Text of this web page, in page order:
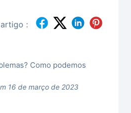
:
Como podemos
16 de março de 2023